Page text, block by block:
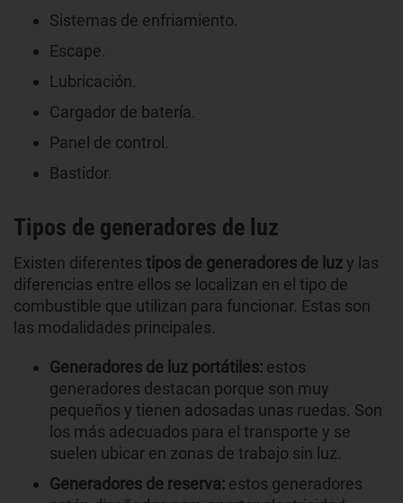
Sistemas de enfriamiento.
Escape.
Lubricación.
Cargador de batería.
Panel de control.
Bastidor.
Tipos de generadores de luz
Existen diferentes tipos de generadores de luzy las
diferencias entre ellos se localizan en el tipo de
combustible que utilizan para funcionar. Estas son
las modalidades principales.
Generadores de luz portátiles: estos
generadores destacan porque son muy
pequeños y tienen adosadas unas ruedas. Son
los más adecuados para el transporte y se
suelen ubicar en zonas de trabajo sin luz.
Generadores de reserva: estos generadores